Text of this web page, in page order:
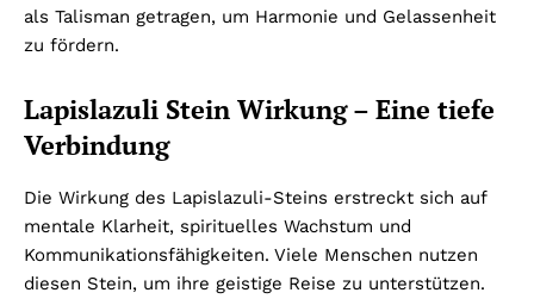
als Talisman getragen, um Harmonie und Gelassenheit
zu fördern.
Lapislazuli Stein Wirkung – Eine tiefe
Verbindung
Die Wirkung des Lapislazuli-Steins erstreckt sich auf
mentale Klarheit, spirituelles Wachstum und
Kommunikationsfähigkeiten. Viele Menschen nutzen
diesen Stein, um ihre geistige Reise zu unterstützen.